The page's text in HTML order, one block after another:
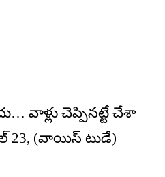
వాళ్లు చెప్పినట్టే చేశా
23, (వాయిస్ టుడే)